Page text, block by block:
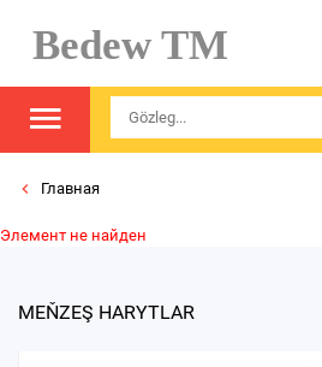
Bedew TM
Главная
Элемент не найден
MEŇZEŞ HARYTLAR